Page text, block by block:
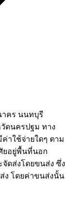
าคร นนทบุรี
ดนครปฐม ทาง
าใช้จ่ายใดๆ ตาม
ยอยู่พื้นที่นอก
จัดส่งโดยขนส่ง ซึ่ง
ง โดยค่าขนส่งนั้น